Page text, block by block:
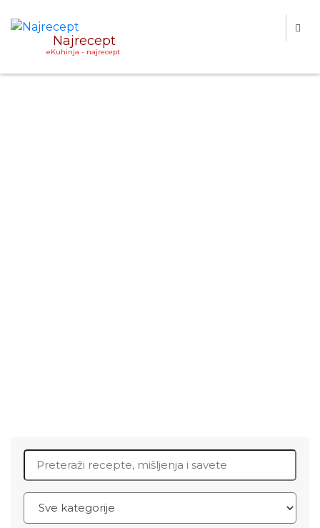
Najrecept
eKuhinja - najrecept
Search for: